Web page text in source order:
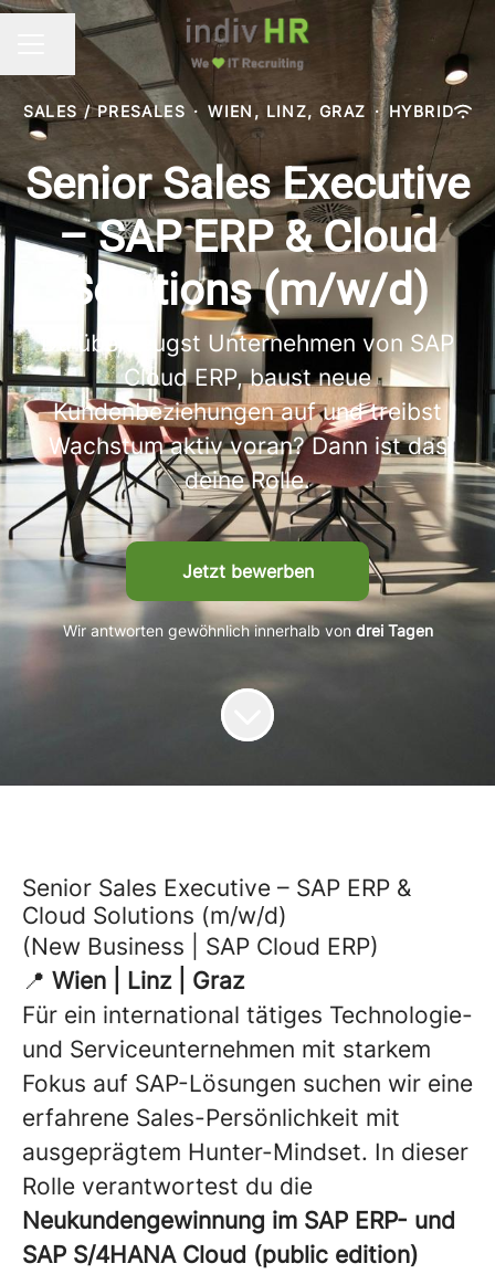
KARRIEREMENÜ
Seite teilen
SALES / PRESALES · WIEN, LINZ, GRAZ · HYBRID
Senior Sales Executive
– SAP ERP & Cloud
Solutions (m/w/d)
Du überzeugst Unternehmen von SAP
Cloud ERP, baust neue
Kundenbeziehungen auf und treibst
Wachstum aktiv voran? Dann ist das
deine Rolle.
Jetzt bewerben
Wir antworten gewöhnlich innerhalb von drei Tagen
Senior Sales Executive – SAP ERP &
Cloud Solutions (m/w/d)
(New Business | SAP Cloud ERP)
📍 Wien | Linz | Graz
Für ein international tätiges Technologie-
und Serviceunternehmen mit starkem
Fokus auf SAP-Lösungen suchen wir eine
erfahrene Sales-Persönlichkeit mit
ausgeprägtem Hunter-Mindset. In dieser
Rolle verantwortest du die
Neukundengewinnung im SAP ERP- und
SAP S/4HANA Cloud (public edition)